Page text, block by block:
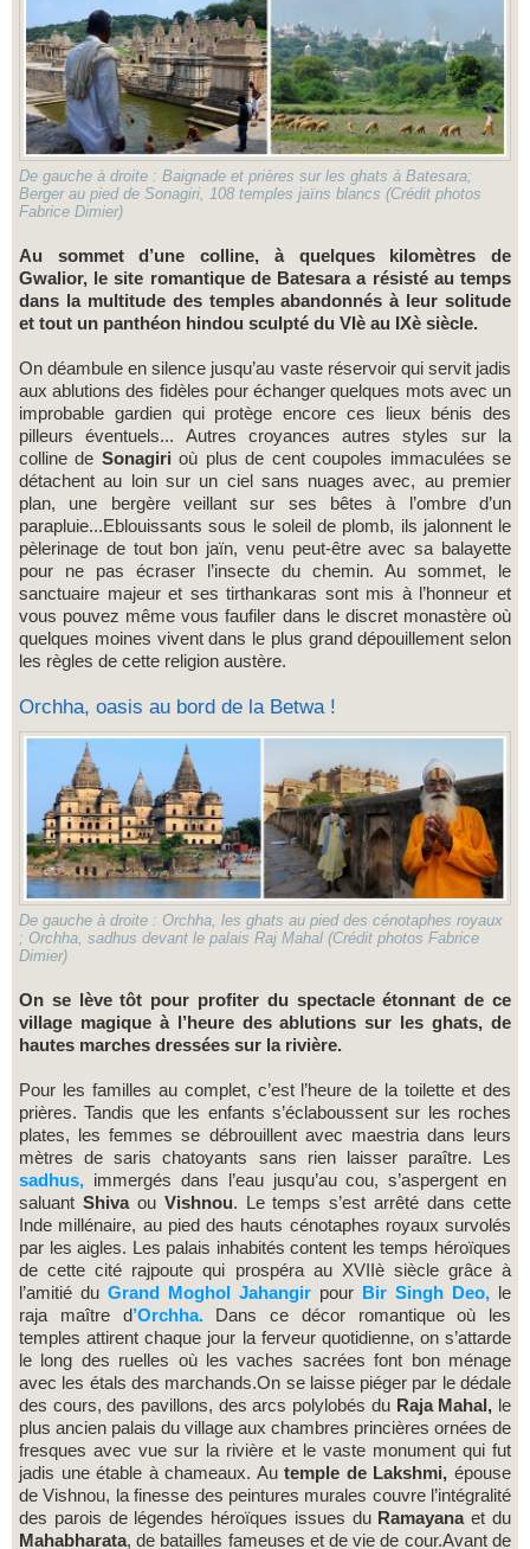
De gauche à droite : Baignade et prières sur les ghats à Batesara;
Berger au pied de Sonagiri, 108 temples jaïns blancs (Crédit photos
Fabrice Dimier)
Au sommet d’une colline, à quelques kilomètres de
Gwalior, le site romantique de Batesara a résisté au temps
dans la multitude des temples abandonnés à leur solitude
et tout un panthéon hindou sculpté du VIè au IXè siècle.
On déambule en silence jusqu’au vaste réservoir qui servit jadis
aux ablutions des fidèles pour échanger quelques mots avec un
improbable gardien qui protège encore ces lieux bénis des
pilleurs éventuels... Autres croyances autres styles sur la
colline de Sonagirioù plus de cent coupoles immaculées se
détachent au loin sur un ciel sans nuages avec, au premier
plan, une bergère veillant sur ses bêtes à l’ombre d’un
parapluie...Eblouissants sous le soleil de plomb, ils jalonnent le
pèlerinage de tout bon jaïn, venu peut-être avec sa balayette
pour ne pas écraser l’insecte du chemin. Au sommet, le
sanctuaire majeur et ses tirthankaras sont mis à l’honneur et
vous pouvez même vous faufiler dans le discret monastère où
quelques moines vivent dans le plus grand dépouillement selon
les règles de cette religion austère.
Orchha, oasis au bord de la Betwa !
De gauche à droite : Orchha, les ghats au pied des cénotaphes royaux
; Orchha, sadhus devant le palais Raj Mahal (Crédit photos Fabrice
Dimier)
On se lève tôt pour profiter du spectacle étonnant de ce
village magique à l’heure des ablutions sur les ghats, de
hautes marches dressées sur la rivière.
Pour les familles au complet, c’est l’heure de la toilette et des
prières. Tandis que les enfants s’éclaboussent sur les roches
plates, les femmes se débrouillent avec maestria dans leurs
mètres de saris chatoyants sans rien laisser paraître. Les
sadhus, immergés dans l’eau jusqu’au cou, s’aspergent en
saluant Shiva ou Vishnou. Le temps s’est arrêté dans cette
Inde millénaire, au pied des hauts cénotaphes royaux survolés
par les aigles. Les palais inhabités content les temps héroïques
de cette cité rajpoute qui prospéra au XVIIè siècle grâce à
l’amitié du Grand Moghol Jahangir pour Bir Singh Deo, le
raja maître d’Orchha.Dans ce décor romantique où les
temples attirent chaque jour la ferveur quotidienne, on s’attarde
le long des ruelles où les vaches sacrées font bon ménage
avec les étals des marchands.On se laisse piéger par le dédale
des cours, des pavillons, des arcs polylobés duRaja Mahal, le
plus ancien palais du village aux chambres princières ornées de
fresques avec vue sur la rivière et le vaste monument qui fut
jadis une étable à chameaux. Autemple de Lakshmi, épouse
de Vishnou, la finesse des peintures murales couvre l’intégralité
des parois de légendes héroïques issues duRamayanaet du
Mahabharata, de batailles fameuses et de vie de cour.Avant de